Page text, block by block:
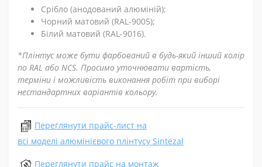
Срібло (анодований алюміній);
Чорний матовий (RAL-9005);
Білий матовий (RAL-9016).
*Плінтус може бути фарбований в будь-який інший колір
по RAL або NCS. Просимо уточнювати вартість,
терміни і можливість виконання робіт при виборі
нестандартних варіантів кольору.
Переглянути прайс-лист на
всі моделі алюмінієвого плінтусу Sintezal
Переглянути прайс на монтаж